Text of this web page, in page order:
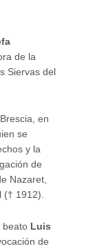
de la
Siervas del
en
se
y la
de
Nazaret,
(† 1912).
beato Luis
de